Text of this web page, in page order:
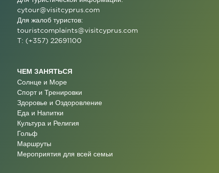
cytour@visitcyprus.com
Для жалоб туристов:
touristcomplaints@visitcyprus.com
T: (+357) 22691100
ЧЕМ ЗАНЯТЬСЯ
Солнце и Море
Спорт и Тренировки
Здоровье и Оздоровление
Еда и Напитки
Культура и Религия
Гольф
Маршруты
Мероприятия для всей семьи